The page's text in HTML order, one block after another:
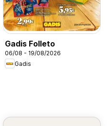
Gadis Folleto
06/08 - 19/08/2026
Gadis